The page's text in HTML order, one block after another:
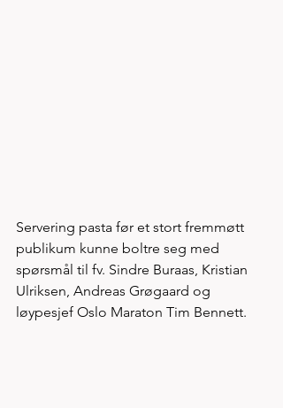
Servering pasta før et stort fremmøtt
publikum kunne boltre seg med
spørsmål til fv. Sindre Buraas, Kristian
Ulriksen, Andreas Grøgaard og
løypesjef Oslo Maraton Tim Bennett.